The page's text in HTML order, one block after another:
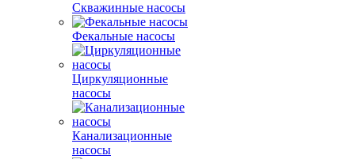
Скважинные насосы
Фекальные насосы
Циркуляционные
насосы
Канализационные
насосы